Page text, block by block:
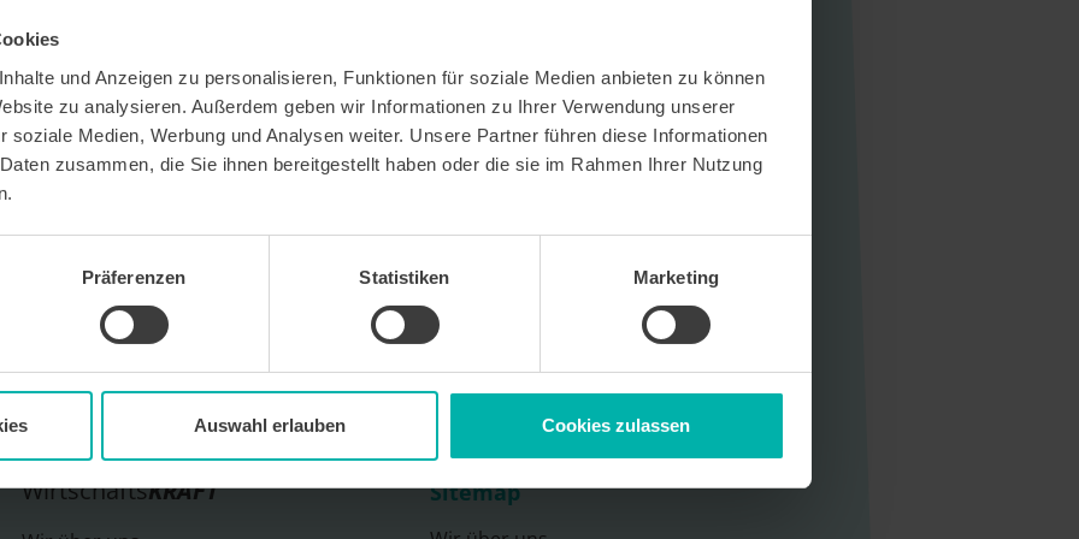
und Anzeigen zu personalisieren, Funktionen für soziale Medien anbieten zu können
zu analysieren. Außerdem geben wir Informationen zu Ihrer Verwendung unserer
soziale Medien, Werbung und Analysen weiter. Unsere Partner führen diese Informationen
zusammen, die Sie ihnen bereitgestellt haben oder die sie im Rahmen Ihrer Nutzung
Präferenzen Statistiken Marketing
Auswahl erlauben Cookies zulassen
Newsletter WirtschaftsKRAFT der INFO -
die Inhalte des Newsletters besser auf meine
ich außerdem zu, hierfür mein
Ich kann meine Einwilligung jederzeit
Newsletter enthaltenen Abmeldelink oder
Meine E-Mail-Adresse wird
genutzt. Detaillierte Informationen zum
WirtschaftsKRAFT Sitemap